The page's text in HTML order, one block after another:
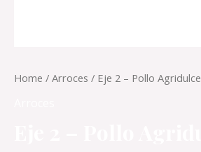
Home / Arroces / Eje 2 – Pollo Agridulce